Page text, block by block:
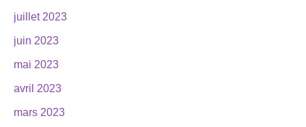
juillet 2023
juin 2023
mai 2023
avril 2023
mars 2023